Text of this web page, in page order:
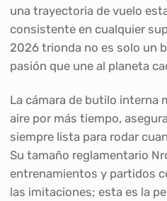
una trayectoria de vuelo
consistente en cualquier
2026 trionda no es solo un
pasión que une al planeta
La cámara de butilo interna
aire por más tiempo,
siempre lista para rodar
Su tamaño reglamentario
entrenamientos y partidos
las imitaciones; esta es la